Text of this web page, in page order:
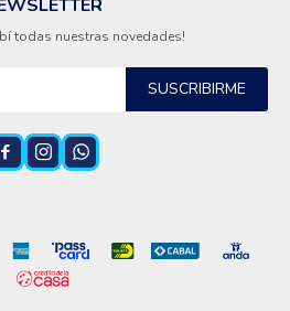
todas nuestras novedades!
SUSCRIBIRME
  